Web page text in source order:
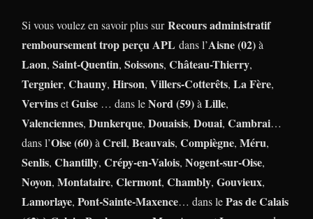
Si vous voulez en savoir plus surRecours administratif
remboursement trop perçu APL dans l’Aisne (02)à
Laon, Saint-Quentin, Soissons, Château-Thierry,
Tergnier, Chauny, Hirson, Villers-Cotterêts, La Fère,
VervinsetGuise … dans leNord (59)à Lille,
Valenciennes, Dunkerque, Douaisis, Douai, Cambrai…
dans l’Oise (60)à Creil, Beauvais, Compiègne, Méru,
Senlis, Chantilly, Crépy-en-Valois, Nogent-sur-Oise,
Noyon, Montataire, Clermont, Chambly, Gouvieux,
Lamorlaye, Pont-Sainte-Maxence… dans lePas de Calais